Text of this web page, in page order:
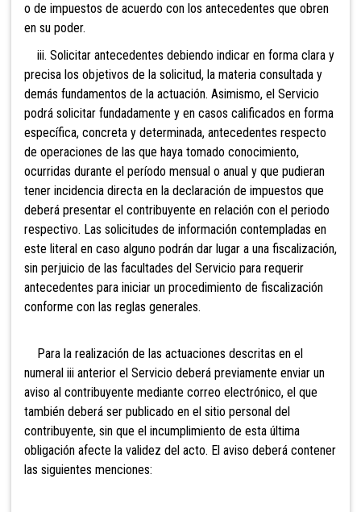
o de impuestos de acuerdo con los antecedentes que obren
en su poder.
iii. Solicitar antecedentes debiendo indicar en forma clara y
precisa los objetivos de la solicitud, la materia consultada y
demás fundamentos de la actuación. Asimismo, el Servicio
podrá solicitar fundadamente y en casos calificados en forma
específica, concreta y determinada, antecedentes respecto
de operaciones de las que haya tomado conocimiento,
ocurridas durante el período mensual o anual y que pudieran
tener incidencia directa en la declaración de impuestos que
deberá presentar el contribuyente en relación con el periodo
respectivo. Las solicitudes de información contempladas en
este literal en caso alguno podrán dar lugar a una fiscalización,
sin perjuicio de las facultades del Servicio para requerir
antecedentes para iniciar un procedimiento de fiscalización
conforme con las reglas generales.
Para la realización de las actuaciones descritas en el
numeral iii anterior el Servicio deberá previamente enviar un
aviso al contribuyente mediante correo electrónico, el que
también deberá ser publicado en el sitio personal del
contribuyente, sin que el incumplimiento de esta última
obligación afecte la validez del acto. El aviso deberá contener
las siguientes menciones: